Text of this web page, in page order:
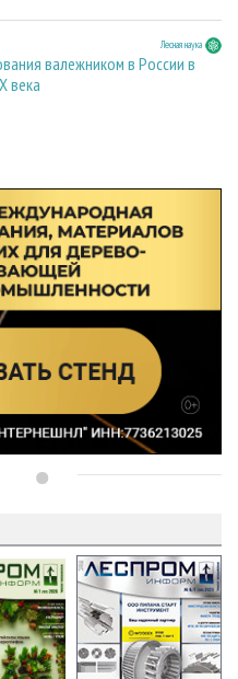
Лесная наука
валежником в России в
века